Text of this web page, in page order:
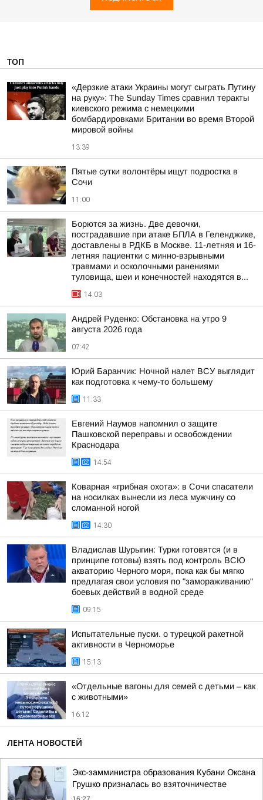
ТОП
«Дерзкие атаки Украины могут сыграть Путину
на руку»: The Sunday Times сравнил теракты
киевского режима с немецкими
бомбардировками Британии во время Второй
мировой войны
13:39
Пятые сутки волонтёры ищут подростка в
Сочи
11:00
Борются за жизнь. Две девочки,
пострадавшие при атаке БПЛА в Геленджике,
доставлены в РДКБ в Москве. 11-летняя и 16-
летняя пациентки с минно-взрывными
травмами и осколочными ранениями
туловища, шеи и конечностей находятся в...
14:03
Андрей Руденко: Обстановка на утро 9
августа 2026 года
07:42
Юрий Баранчик: Ночной налет ВСУ выглядит
как подготовка к чему-то большему
11:33
Евгений Наумов напомнил о защите
Пашковской переправы и освобождении
Краснодара
14:54
Коварная «грибная охота»: в Сочи спасатели
на носилках вынесли из леса мужчину со
сломанной ногой
14:30
Владислав Шурыгин: Турки готовятся (и в
принципе готовы) взять под контроль ВСЮ
акваторию Черного моря, пока как бы мягко
предлагая свои условия по "замораживанию"
боевых действий в водной среде
09:15
Испытательные пуски. о турецкой ракетной
активности в Черноморье
15:13
«Отдельные вагоны для семей с детьми – как
с животными»
16:12
ЛЕНТА НОВОСТЕЙ
Экс-замминистра образования Кубани Оксана
Грушко призналась во взяточничестве